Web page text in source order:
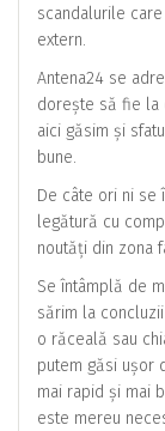
scandalurile
extern.
Antena24 se
dorește să fie la
aici găsim și
bune.
De câte ori ni se
legătură cu
noutăți din zona
Se întâmplă de
sărim la
o răceală sau
putem găsi ușor
mai rapid și mai
este mereu